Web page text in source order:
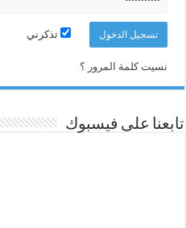
تذكرني
نسيت كلمة المرور ؟
تابعنا على فيسبوك